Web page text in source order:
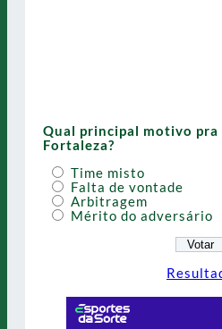
Qual principal motivo pra
Fortaleza?
Time misto
Falta de vontade
Arbitragem
Mérito do adversário